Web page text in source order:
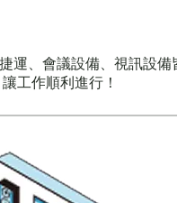
運、會議設備、視訊設備
工作順利進行！